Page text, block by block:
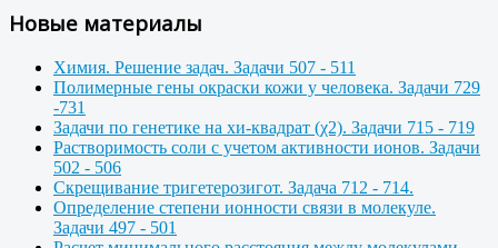
Новые материалы
Химия. Решение задач. Задачи 507 - 511
Полимерные гены окраски кожи у человека. Задачи 729
-731
Задачи по генетике на хи-квадрат (χ2). Задачи 715 - 719
Растворимость соли с учетом активности ионов. Задачи
502 - 506
Скрещивание тригетерозигот. Задача 712 - 714.
Определение степени ионности связи в молекуле.
Задачи 497 - 501